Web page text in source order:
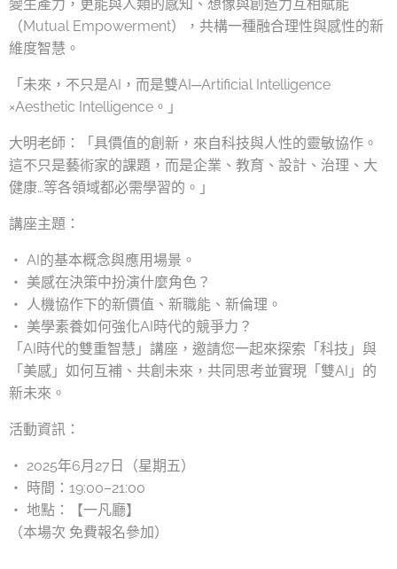
變生產力，更能與人類的感知、想像與創造力互相賦能
（Mutual Empowerment），共構一種融合理性與感性的新
維度智慧。
「未來，不只是AI，而是雙AI─Artificial Intelligence
×Aesthetic Intelligence。」
大明老師：「具價值的創新，來自科技與人性的靈敏協作。
這不只是藝術家的課題，而是企業、教育、設計、治理、大
健康…等各領域都必需學習的。」
講座主題：
‧ AI的基本概念與應用場景。
‧ 美感在決策中扮演什麼角色？
‧ 人機協作下的新價值、新職能、新倫理。
‧ 美學素養如何強化AI時代的競爭力？
「AI時代的雙重智慧」講座，邀請您一起來探索「科技」與
「美感」如何互補、共創未來，共同思考並實現「雙AI」的
新未來。
活動資訊：
‧ 2025年6月27日（星期五）
‧ 時間：19:00–21:00
‧ 地點：【一凡廳】
（本場次 免費報名參加）